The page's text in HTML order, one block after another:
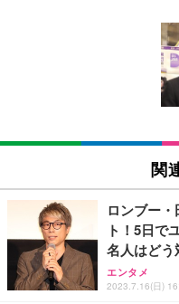
[EdoErgo]
い 跳ね上げ
キング pc 事
ン樹脂ベー
(黒網+黒枠+
SIHOO B100
ュチェア 人
￥27,999
Sezlife オフ
ワーク チェ
能 人間工学
レスト 3Dヘ
EIZO ビジ
EV3240X-
￥105,595
EIZO ビジネ
￥109,572
【純正品】
フック付き（
￥49,979
Amazonベ
回使い捨て
Amazonベー
x2袋(84枚)
￥3,234
ネオ・ルーラ
り 単品
￥1,800
関
ロンブー
ト！5日で
名人はどう
エンタメ
2023.7.16(日)